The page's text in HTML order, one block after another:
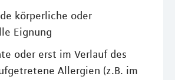
körperliche oder
Eignung
oder erst im Verlauf des
Allergien (z.B. im